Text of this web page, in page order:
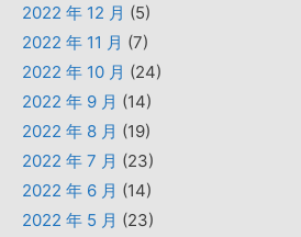
2022 年 12 月 (5)
2022 年 11 月 (7)
2022 年 10 月 (24)
2022 年 9 月 (14)
2022 年 8 月 (19)
2022 年 7 月 (23)
2022 年 6 月 (14)
2022 年 5 月 (23)